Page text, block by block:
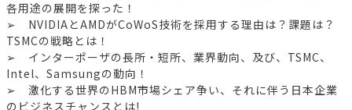
各用途の展開を探った！
➢ NVIDIAとAMDがCoWoS技術を採用する理由は？課題は？
TSMCの戦略とは！
➢ インターポーザの長所・短所、業界動向、及び、TSMC、
Intel、Samsungの動向！
➢ 激化する世界のHBM市場シェア争い、それに伴う日本企業
のビジネスチャンスとは!